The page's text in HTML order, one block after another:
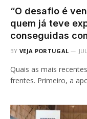
“O desafio é
quem já teve
conseguidas
BY VEJA PORTUGAL
Quais as mais
frentes. Primeiro, a